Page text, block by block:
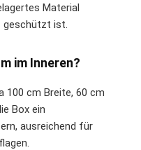
Material
ist.
im Inneren?
100 cm Breite, 60 cm
Box ein
ausreichend für